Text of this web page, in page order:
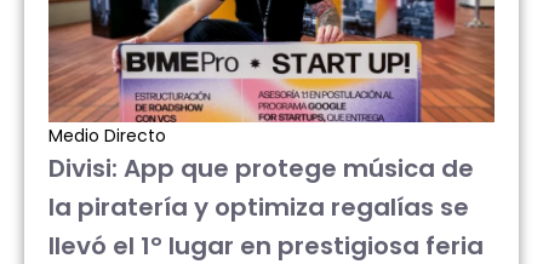
Medio Directo
Divisi: App que protege música de
la piratería y optimiza regalías se
llevó el 1° lugar en prestigiosa feria